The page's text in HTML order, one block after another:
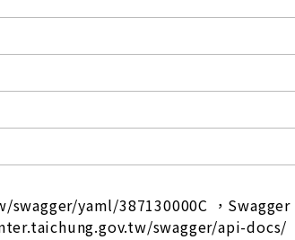
yaml/387130000C ，Swagger
swagger/api-docs/